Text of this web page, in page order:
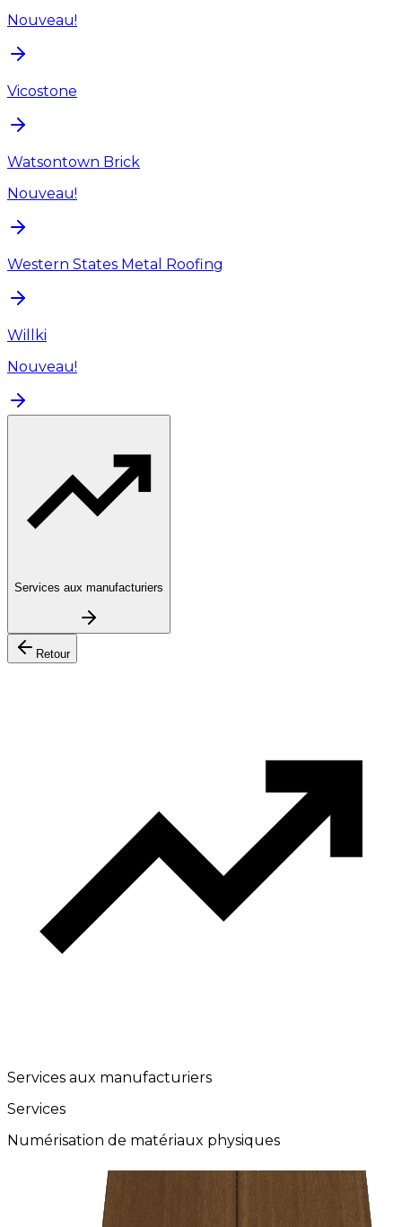
Nouveau!
Vicostone
Watsontown Brick
Nouveau!
Western States Metal Roofing
Willki
Nouveau!
Services aux manufacturiers
Retour
Services aux manufacturiers
Services
Numérisation de matériaux physiques